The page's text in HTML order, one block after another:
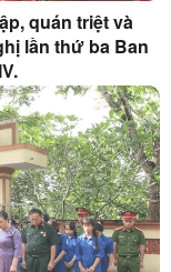
quán triệt và
lần thứ ba Ban